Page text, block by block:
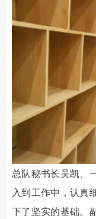
总队秘书长吴凯、
入到工作中，认真
下了坚实的基础。